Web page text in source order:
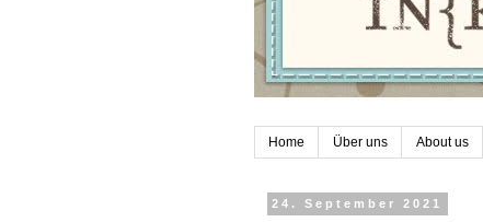
Home Über uns About us
24. September 2021